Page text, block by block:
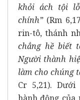
khỏi ách tội
chính”(Rm
rin-tô, thánh
chẳng hề biết
Người thành
làm cho chúng
Cr 5,21).